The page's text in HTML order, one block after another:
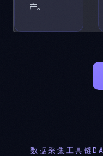
产。
数据采集工具链